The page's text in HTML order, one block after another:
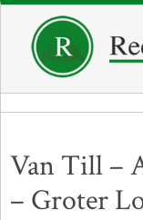
Van Till –
– Groter